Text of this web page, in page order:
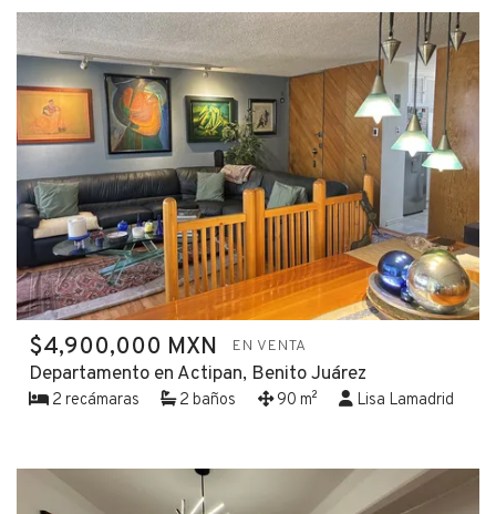
$4,900,000 MXN EN VENTA
Departamento en Actipan, Benito Juárez
2 recámaras 2 baños 90 m² Lisa Lamadrid